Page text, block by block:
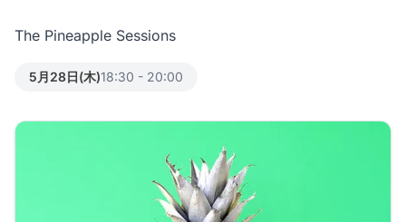
The Pineapple Sessions
5月28日(木)18:30 - 20:00